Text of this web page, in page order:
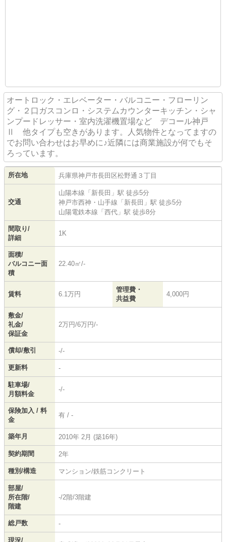
オートロック・エレベーター・バルコニー・フローリン
グ・２口ガスコンロ・システムカウンターキッチン・シャ
ンプードレッサー・室内洗濯機置場など デコール神戸
Ⅱ 他タイプも空きがあります。人気物件となってますの
でお問い合わせはお早めに♪近隣には商業施設が何でもそ
ろっています。
所在地 兵庫県神戸市長田区松野通 ３丁目
交通
山陽本線 「 新長田 」駅 徒歩5分
神戸市西神・山手線 「 新長田 」駅 徒歩5分
山陽電鉄本線 「 西代 」駅 徒歩8分
間取り/
詳細
1K
面積/
バルコニー面
積
22.40㎡/-
賃料 6.1万円
管理費・
共益費
4,000円
敷金/
礼金/
保証金
2万円/6万円/-
償却/敷引 -/-
更新料 -
駐車場/
月額料金
-/-
保険加入 / 料
金
有 / -
築年月 2010年 2月 (築16年)
契約期間 2年
種別/構造 マンション/鉄筋コンクリート
部屋/
所在階/
階建
-/2階/3階建
総戸数 -
現況/